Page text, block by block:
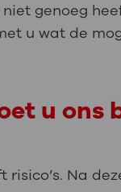
genoeg
u wat de
u ons
risico’s. Na